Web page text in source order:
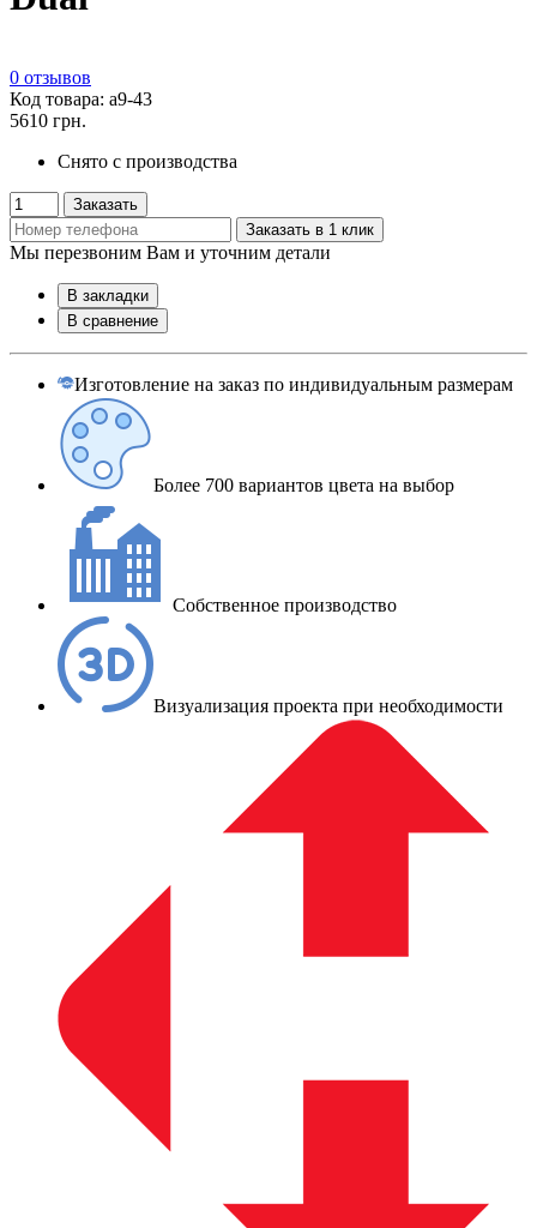
0 отзывов
Код товара: а9-43
5610 грн.
Снято с производства
Заказать
Заказать в 1 клик
Мы перезвоним Вам и уточним детали
В закладки
В сравнение
Изготовление на заказ по индивидуальным размерам
Более 700 вариантов цвета на выбор
Собственное производство
Визуализация проекта при необходимости